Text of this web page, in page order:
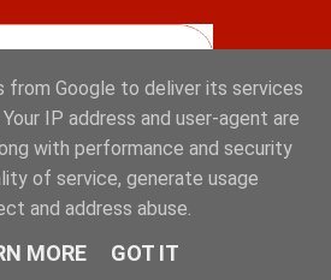
from Google to deliver its services
IP address and user-agent are
with performance and security
of service, generate usage
and address abuse.
MORE GOT IT